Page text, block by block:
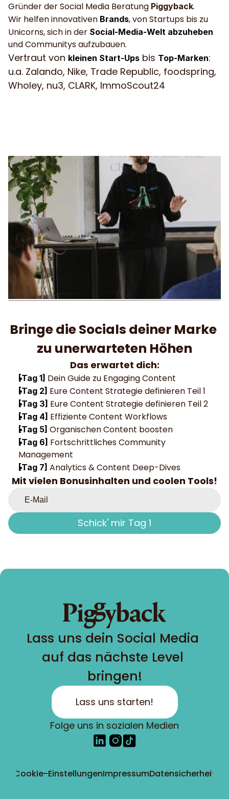
Gründer der Social Media Beratung Piggyback.
Wir helfen innovativen Brands, von Startups bis zu
Unicorns, sich in der Social-Media-Welt abzuheben
und Communitys aufzubauen.
Vertraut von kleinen Start-Ups bis Top-Marken:
u.a. Zalando, Nike, Trade Republic, foodspring,
Wholey, nu3, CLARK, ImmoScout24
Bringe die Socials deiner Marke
zu unerwarteten Höhen
Das erwartet dich:
[Tag 1] Dein Guide zu Engaging Content
[Tag 2] Eure Content Strategie definieren Teil 1
[Tag 3] Eure Content Strategie definieren Teil 2
[Tag 4] Effiziente Content Workflows
[Tag 5] Organischen Content boosten
[Tag 6] Fortschrittliches Community
Management
[Tag 7] Analytics & Content Deep-Dives
Mit vielen Bonusinhalten und coolen Tools!
Lass uns dein Social Media
auf das nächste Level
bringen!
Lass uns starten!
Folge uns in sozialen Medien
Cookie-EinstellungenImpressumDatensicherheit